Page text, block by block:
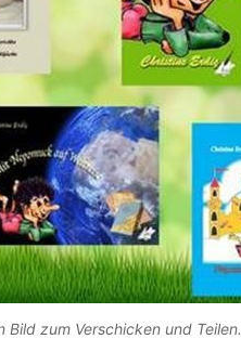
Bild zum Verschicken und Teilen.